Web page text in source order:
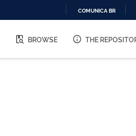
O
COMUNICA BR
BROWSE THE